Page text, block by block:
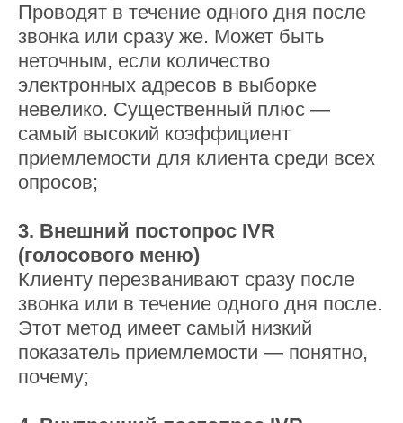
Проводят в течение одного дня после
звонка или сразу же. Может быть
неточным, если количество
электронных адресов в выборке
невелико. Существенный плюс —
самый высокий коэффициент
приемлемости для клиента среди всех
опросов;
3. Внешний постопрос IVR
(голосового меню)
Клиенту перезванивают сразу после
звонка или в течение одного дня после.
Этот метод имеет самый низкий
показатель приемлемости — понятно,
почему;